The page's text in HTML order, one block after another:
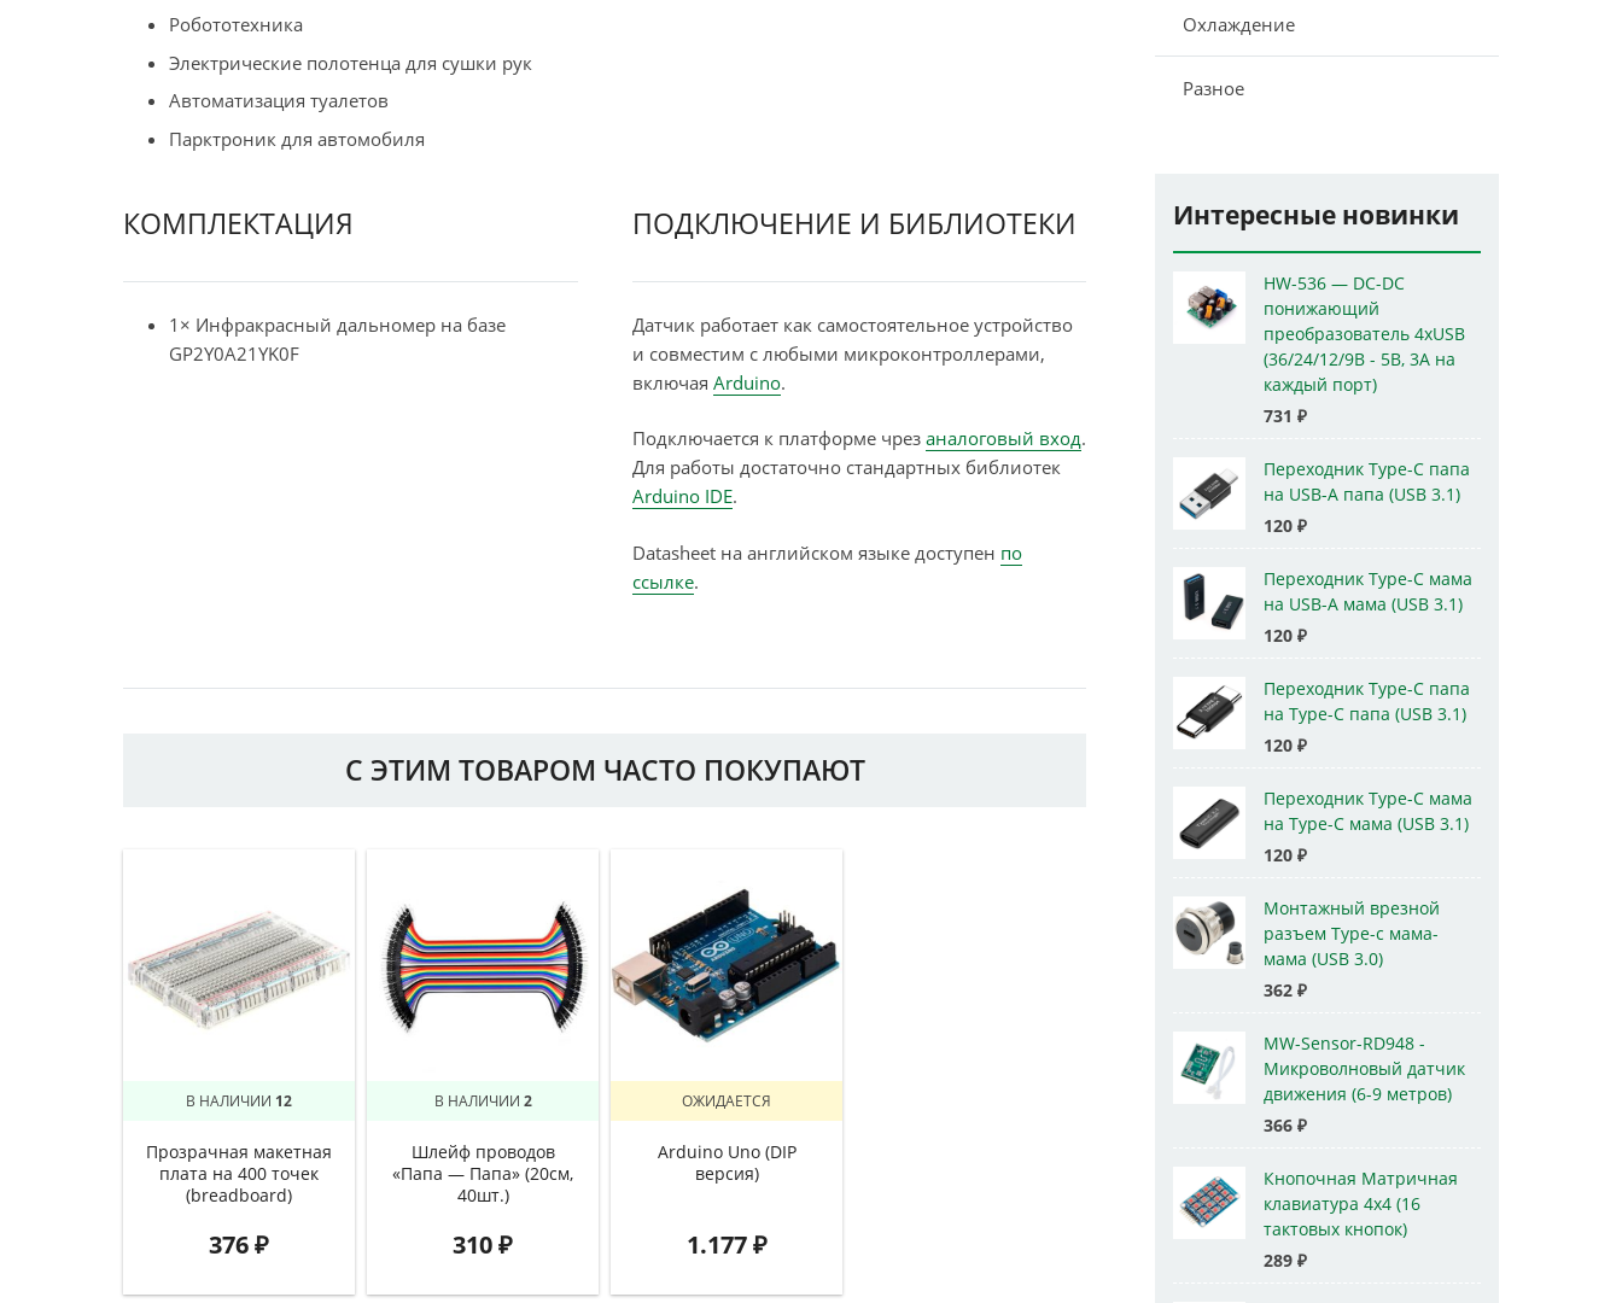
Робототехника
Электрические полотенца для сушки рук
Автоматизация туалетов
Парктроник для автомобиля
КОМПЛЕКТАЦИЯ
1× Инфракрасный дальномер на базе
GP2Y0A21YK0F
ПОДКЛЮЧЕНИЕ И БИБЛИОТЕКИ
Датчик работает как самостоятельное устройство
и совместим с любыми микроконтроллерами,
включая Arduino.
Подключается к платформе чрез аналоговый вход.
Для работы достаточно стандартных библиотек
Arduino IDE.
Datasheet на английском языке доступен по
ссылке.
С ЭТИМ ТОВАРОМ ЧАСТО ПОКУПАЮТ
В НАЛИЧИИ 12
Прозрачная макетная
плата на 400 точек
(breadboard)
376₽
В НАЛИЧИИ 2
Шлейф проводов
«Папа — Папа» (20см,
40шт.)
310₽
ОЖИДАЕТСЯ
Arduino Uno (DIP
версия)
1.177₽
Охлаждение
Разное
Интересные новинки
HW-536 — DC-DC
понижающий
преобразователь 4xUSB
(36/24/12/9В - 5В, 3А на
каждый порт)
731 ₽
Переходник Type-C папа
на USB-A папа (USB 3.1)
120 ₽
Переходник Type-C мама
на USB-A мама (USB 3.1)
120 ₽
Переходник Type-C папа
на Type-C папа (USB 3.1)
120 ₽
Переходник Type-C мама
на Type-C мама (USB 3.1)
120 ₽
Монтажный врезной
разъем Type-c мама-
мама (USB 3.0)
362 ₽
MW-Sensor-RD948 -
Микроволновый датчик
движения (6-9 метров)
366 ₽
Кнопочная Матричная
клавиатура 4x4 (16
тактовых кнопок)
289 ₽